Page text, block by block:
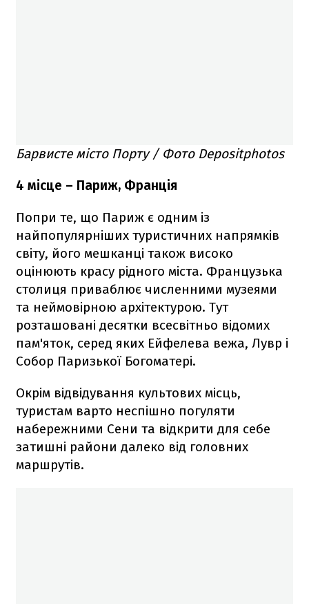
Барвисте місто Порту / Фото Depositphotos
4 місце – Париж, Франція
Попри те, що Париж є одним із
найпопулярніших туристичних напрямків
світу, його мешканці також високо
оцінюють красу рідного міста. Французька
столиця приваблює численними музеями
та неймовірною архітектурою. Тут
розташовані десятки всесвітньо відомих
пам'яток, серед яких Ейфелева вежа, Лувр і
Собор Паризької Богоматері.
Окрім відвідування культових місць,
туристам варто неспішно погуляти
набережними Сени та відкрити для себе
затишні райони далеко від головних
маршрутів.